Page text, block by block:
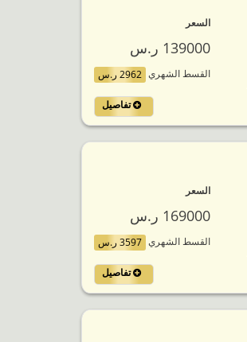
السعر
139000 ر.س
القسط الشهري 2962 ر.س
تفاصيل
السعر
169000 ر.س
القسط الشهري 3597 ر.س
تفاصيل